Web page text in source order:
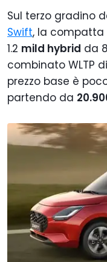
Sul terzo gradino
Swift, la compatta
1.2 mild hybrid da
combinato WLTP di
prezzo base è
partendo da